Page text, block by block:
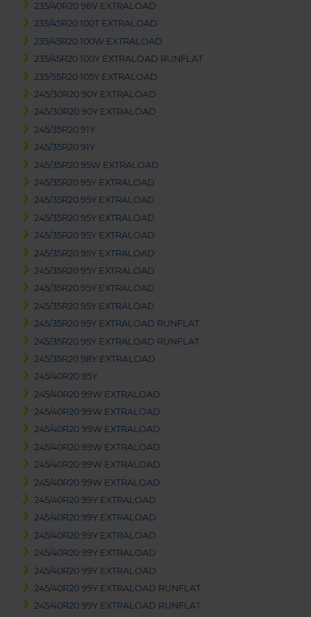
235/40R20 96V EXTRALOAD
235/45R20 100T EXTRALOAD
235/45R20 100W EXTRALOAD
235/45R20 100Y EXTRALOAD RUNFLAT
235/55R20 105Y EXTRALOAD
245/30R20 90Y EXTRALOAD
245/30R20 90Y EXTRALOAD
245/35R20 91Y
245/35R20 91Y
245/35R20 95W EXTRALOAD
245/35R20 95Y EXTRALOAD
245/35R20 95Y EXTRALOAD
245/35R20 95Y EXTRALOAD
245/35R20 95Y EXTRALOAD
245/35R20 95Y EXTRALOAD
245/35R20 95Y EXTRALOAD
245/35R20 95Y EXTRALOAD
245/35R20 95Y EXTRALOAD
245/35R20 95Y EXTRALOAD RUNFLAT
245/35R20 95Y EXTRALOAD RUNFLAT
245/35R20 98Y EXTRALOAD
245/40R20 95Y
245/40R20 99W EXTRALOAD
245/40R20 99W EXTRALOAD
245/40R20 99W EXTRALOAD
245/40R20 99W EXTRALOAD
245/40R20 99W EXTRALOAD
245/40R20 99W EXTRALOAD
245/40R20 99Y EXTRALOAD
245/40R20 99Y EXTRALOAD
245/40R20 99Y EXTRALOAD
245/40R20 99Y EXTRALOAD
245/40R20 99Y EXTRALOAD
245/40R20 99Y EXTRALOAD RUNFLAT
245/40R20 99Y EXTRALOAD RUNFLAT